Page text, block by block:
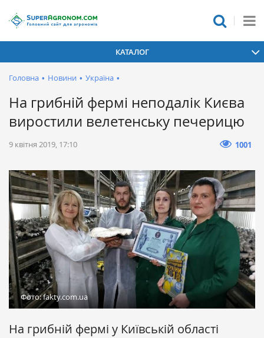
КАТАЛОГ
Головна • Новини • Україна •
На грибній фермі неподалік Києва
виростили велетенську печерицю
9 квітня 2019, 17:10 1001
Фото: fakty.com.ua
На грибній фермі у Київській області